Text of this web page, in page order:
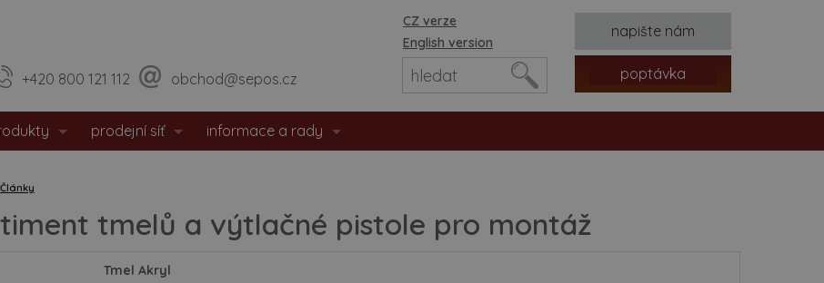
+420 800 121 112 obchod@sepos.cz
CZ verze
English version
napište nám
poptávka
dveře
prodejní síť
sídlo firmy
informace a rady
události / aktuality
Články
tmelů a výtlačné pistole pro montáž
Tmel Akryl